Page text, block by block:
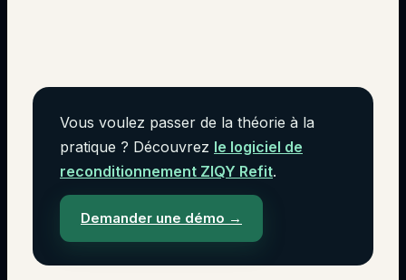
Vous voulez passer de la théorie à la
pratique ? Découvrez le logiciel de
reconditionnement ZIQY Refit.
Demander une démo →